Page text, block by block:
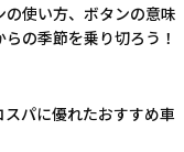
の使い方、ボタンの意味
の季節を乗り切ろう！
パに優れたおすすめ車